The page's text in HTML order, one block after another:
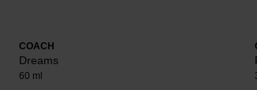
COACH
Dreams
60 ml